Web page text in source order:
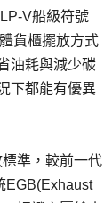
V船級符號
貨櫃擺放方式
油耗與減少碳
下都能有優異
準，較前一代
EGB(Exhaust